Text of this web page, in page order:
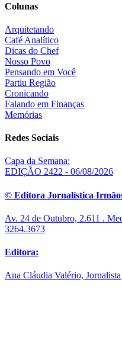
Colunas
Arquitetando
Café Analítico
Dicas do Chef
Nosso Povo
Pensando em Você
Partiu Região
Cronicando
Falando em Finanças
Memórias
Redes Sociais
Capa da Semana:
EDIÇÃO 2422 - 06/08/2026
© Editora Jornalística
Av. 24 de Outubro, 2.611 .
3264.3673
Editora:
Ana Cláudia Valério, Jornalista